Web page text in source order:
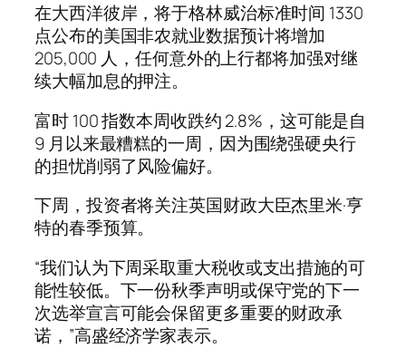
在大西洋彼岸，将于格林威治标准时间 1330
点公布的美国非农就业数据预计将增加
205,000 人，任何意外的上行都将加强对继
续大幅加息的押注。
富时 100 指数本周收跌约 2.8%，这可能是自
9 月以来最糟糕的一周，因为围绕强硬央行
的担忧削弱了风险偏好。
下周，投资者将关注英国财政大臣杰里米·亨
特的春季预算。
“我们认为下周采取重大税收或支出措施的可
能性较低。下一份秋季声明或保守党的下一
次选举宣言可能会保留更多重要的财政承
诺，”高盛经济学家表示。